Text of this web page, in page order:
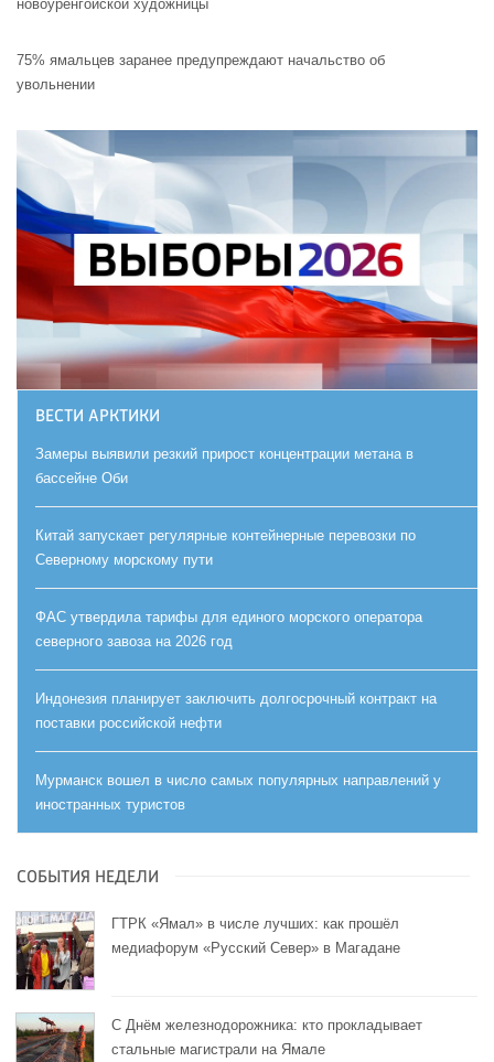
новоуренгойской художницы
75% ямальцев заранее предупреждают начальство об
увольнении
ВЕСТИ АРКТИКИ
Замеры выявили резкий прирост концентрации метана в
бассейне Оби
Китай запускает регулярные контейнерные перевозки по
Северному морскому пути
ФАС утвердила тарифы для единого морского оператора
северного завоза на 2026 год
Индонезия планирует заключить долгосрочный контракт на
поставки российской нефти
Мурманск вошел в число самых популярных направлений у
иностранных туристов
СОБЫТИЯ НЕДЕЛИ
ГТРК «Ямал» в числе лучших: как прошёл
медиафорум «Русский Север» в Магадане
С Днём железнодорожника: кто прокладывает
стальные магистрали на Ямале